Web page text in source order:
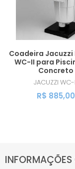
Coadeira Jacuzzi
WC-II para
Concreto
JACUZZI WC-
R$ 885,00
INFORMAÇÕES